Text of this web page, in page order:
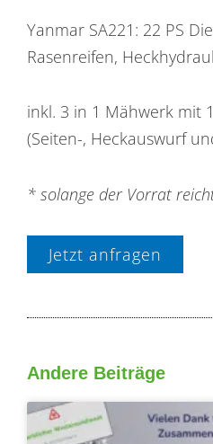
Yanmar SA221: 22 PS
Rasenreifen,
inkl. 3 in 1 Mähwerk mit
(Seiten-, Heckauswurf
* solange der Vorrat
Jetzt anfragen
Andere Beiträge
Seite